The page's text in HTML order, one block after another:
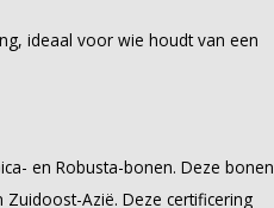
ideaal voor wie houdt van een
en Robusta-bonen. Deze bonen
Azië. Deze certificering